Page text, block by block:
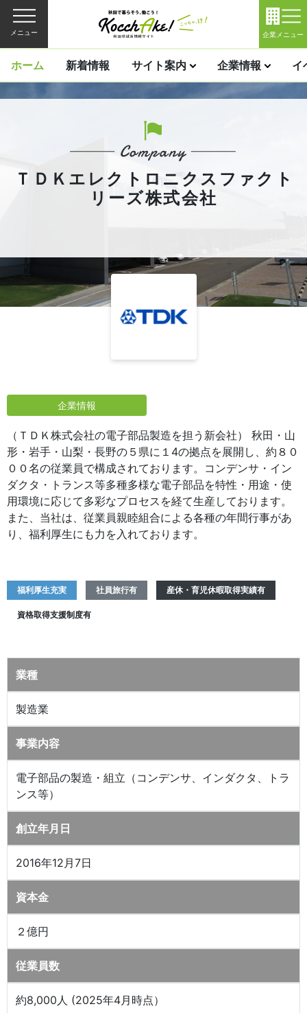
メニュー 企業メニュー
ホーム 新着情報 サイト案内 企業情報 イ
ＴＤＫエレクトロニクスファクト
リーズ株式会社
企業情報
（ＴＤＫ株式会社の電子部品製造を担う新会社） 秋田・山
形・岩手・山梨・長野の５県に１4の拠点を展開し、約８０
００名の従業員で構成されております。コンデンサ・イン
ダクタ・トランス等多種多様な電子部品を特性・用途・使
用環境に応じて多彩なプロセスを経て生産しております。
また、当社は、従業員親睦組合による各種の年間行事があ
り、福利厚生にも力を入れております。
福利厚生充実 社員旅行有 産休・育児休暇取得実績有
資格取得支援制度有
業種
製造業
事業内容
電子部品の製造・組立（コンデンサ、インダクタ、トラ
ンス等）
創立年月日
2016年12月7日
資本金
２億円
従業員数
約8,000人 (2025年4月時点）